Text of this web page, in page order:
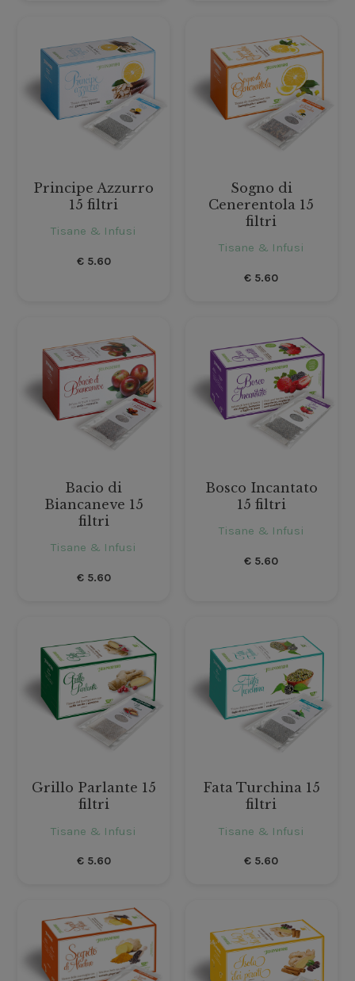
Principe Azzurro
15 filtri
Tisane & Infusi
€5.60
Sogno di
Cenerentola 15
filtri
Tisane & Infusi
€ 5.60
Bacio di
Biancaneve 15
filtri
Tisane & Infusi
€5.60
Bosco Incantato
15 filtri
Tisane & Infusi
€ 5.60
Grillo Parlante 15
filtri
Tisane & Infusi
€5.60
Fata Turchina 15
filtri
Tisane & Infusi
€ 5.60